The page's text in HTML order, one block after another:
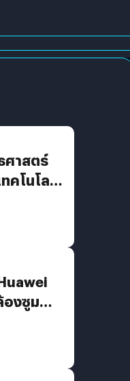
ศาสตร์
คโนโลยี
องซูม